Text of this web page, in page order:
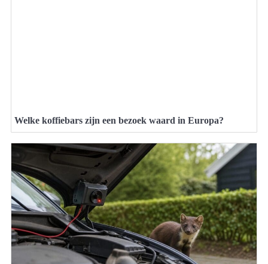
Welke koffiebars zijn een bezoek waard in Europa?